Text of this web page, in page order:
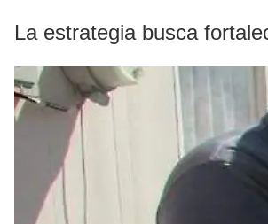
La estrategia busca